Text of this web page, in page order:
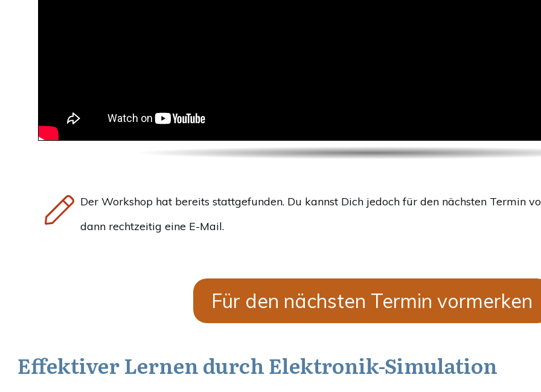
Der Workshop hat bereits stattgefunden. Du kannst Dich jedoch für den nächsten Termin
dann rechtzeitig eine E-Mail.
Für den nächsten Termin vormerken
Effektiver Lernen durch Elektronik-Simulation